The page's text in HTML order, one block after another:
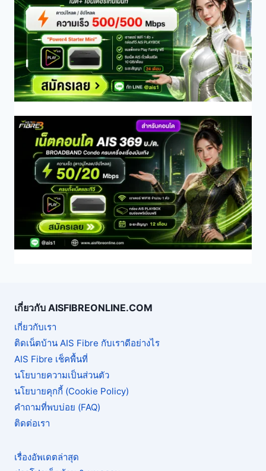
เกี่ยวกับ AISFIBREONLINE.COM
เกี่ยวกับเรา
ติดเน็ตบ้าน AIS Fibre กับเราดีอย่างไร
AIS Fibre เช็คพื้นที่
นโยบายความเป็นส่วนตัว
นโยบายคุกกี้ (Cookie Policy)
คำถามที่พบบ่อย (FAQ)
ติดต่อเรา
เรื่องอัพเดตล่าสุด